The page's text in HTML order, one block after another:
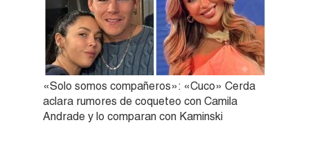
«Solo somos compañeros»: «Cuco» Cerda
aclara rumores de coqueteo con Camila
Andrade y lo comparan con Kaminski